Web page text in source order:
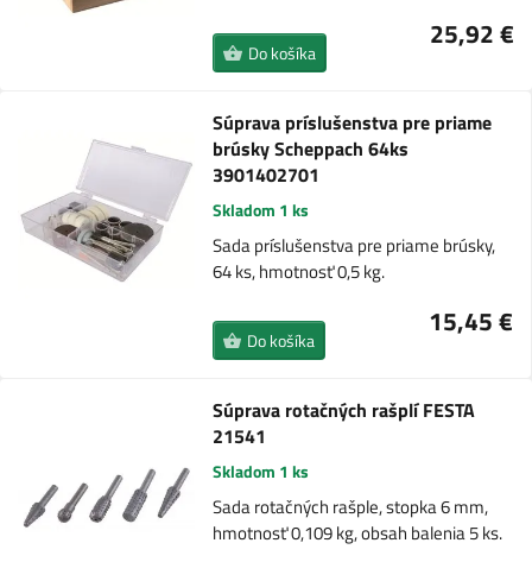
25,92 €
Do košíka
Súprava príslušenstva pre priame
brúsky Scheppach 64ks
3901402701
Skladom 1 ks
Sada príslušenstva pre priame brúsky,
64 ks, hmotnosť 0,5 kg.
15,45 €
Do košíka
Súprava rotačných rašplí FESTA
21541
Skladom 1 ks
Sada rotačných rašple, stopka 6 mm,
hmotnosť 0,109 kg, obsah balenia 5 ks.